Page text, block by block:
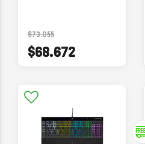
$73.055
$68.672